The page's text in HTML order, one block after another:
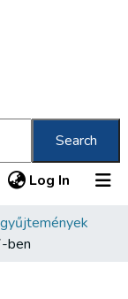
Search
Log In (current)
ben